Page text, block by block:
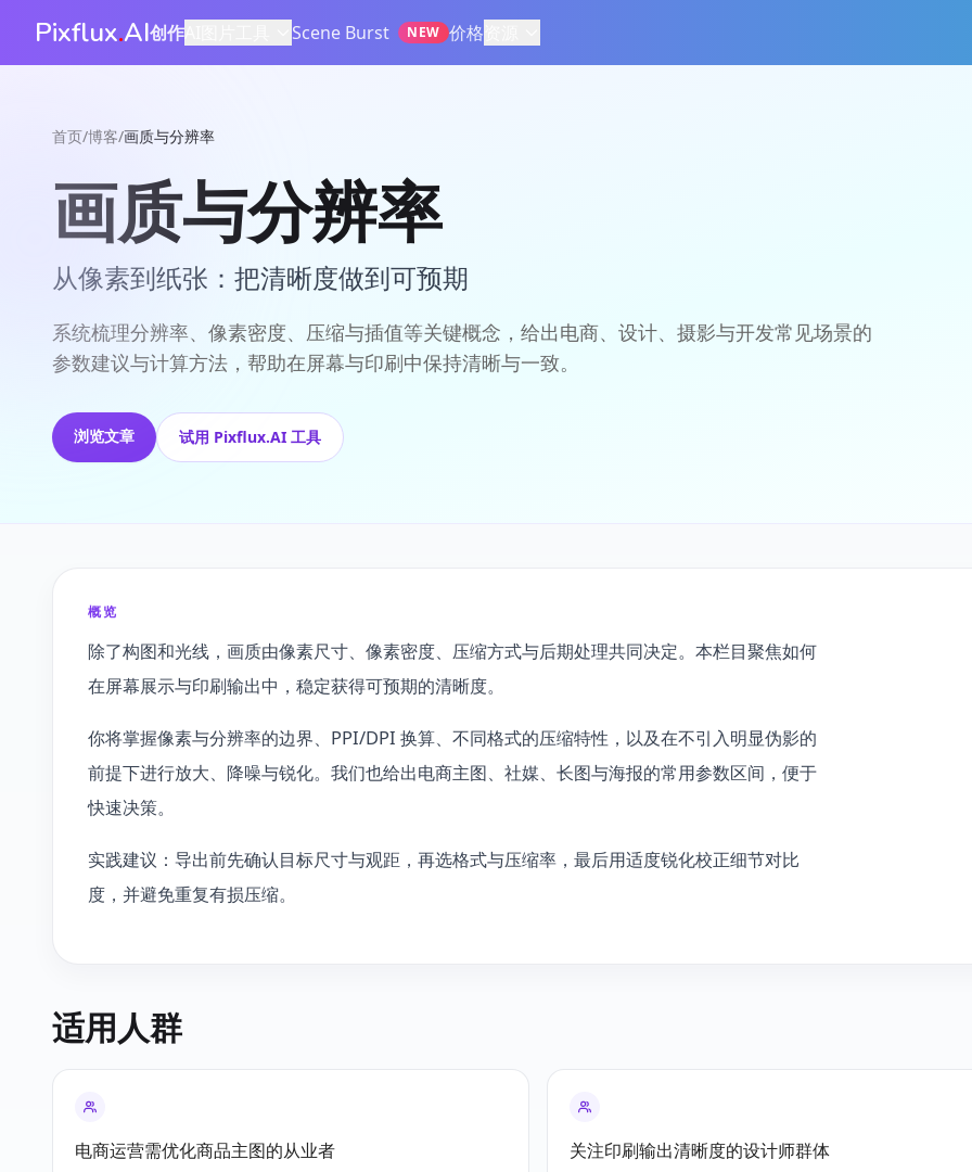
Pixflux.AI创作 Scene Burst NEW 价格
首页/博客/画质与分辨率
画质与分辨率
从像素到纸张：把清晰度做到可预期
系统梳理分辨率、像素密度、压缩与插值等关键概念，给出电商、设计、摄影与开发常见场景的
参数建议与计算方法，帮助在屏幕与印刷中保持清晰与一致。
浏览文章 试用 Pixflux.AI 工具
概览
除了构图和光线，画质由像素尺寸、像素密度、压缩方式与后期处理共同决定。本栏目聚焦如何
在屏幕展示与印刷输出中，稳定获得可预期的清晰度。
你将掌握像素与分辨率的边界、PPI/DPI 换算、不同格式的压缩特性，以及在不引入明显伪影的
前提下进行放大、降噪与锐化。我们也给出电商主图、社媒、长图与海报的常用参数区间，便于
快速决策。
实践建议：导出前先确认目标尺寸与观距，再选格式与压缩率，最后用适度锐化校正细节对比
度，并避免重复有损压缩。
适用人群
电商运营需优化商品主图的从业者 关注印刷输出清晰度的设计师群体